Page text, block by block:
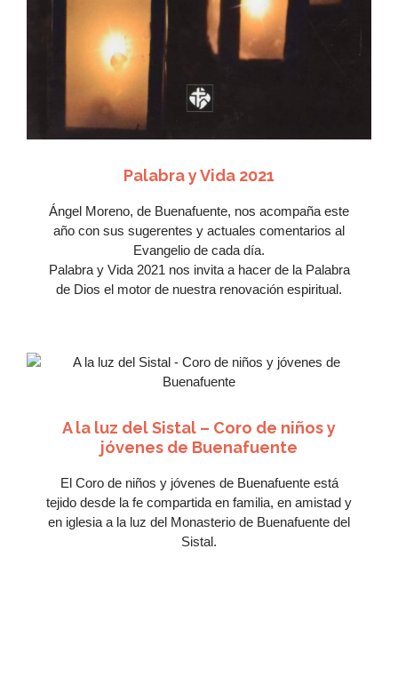
Palabra y Vida 2021
Ángel Moreno, de Buenafuente, nos acompaña este
año con sus sugerentes y actuales comentarios al
Evangelio de cada día.
Palabra y Vida 2021 nos invita a hacer de la Palabra
de Dios el motor de nuestra renovación espiritual.
Ver Más
A la luz del Sistal – Coro de niños y
jóvenes de Buenafuente
El Coro de niños y jóvenes de Buenafuente está
tejido desde la fe compartida en familia, en amistad y
en iglesia a la luz del Monasterio de Buenafuente del
Sistal.
Ver Más
Me
encanta